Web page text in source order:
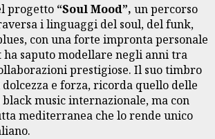
progetto “Soul Mood”, un percorso
i linguaggi del soul, del funk,
con una forte impronta personale
ha saputo modellare negli anni tra
prestigiose. Il suo timbro
dolcezza e forza, ricorda quello delle
music internazionale, ma con
mediterranea che lo rende unico